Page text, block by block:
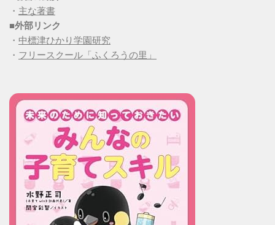
・ 主な著書
■外部リンク
・ 中標津ひかり学園研究
・ フリースクール「ふくろうの里」